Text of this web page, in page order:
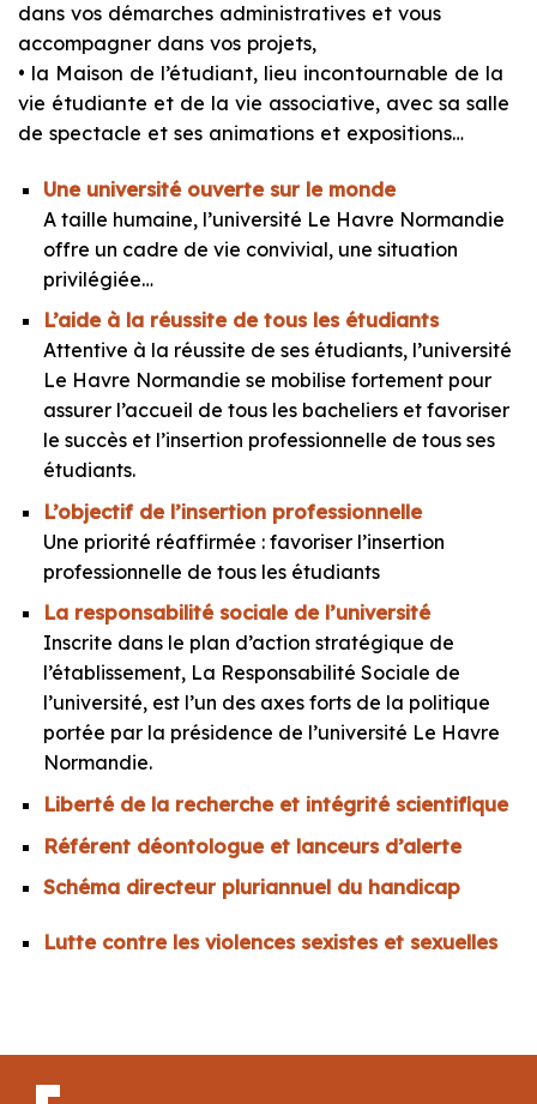
dans vos démarches administratives et vous
accompagner dans vos projets,
• la Maison de l’étudiant, lieu incontournable de la
vie étudiante et de la vie associative, avec sa salle
de spectacle et ses animations et expositions…
Une université ouverte sur le monde
A taille humaine, l’université Le Havre Normandie
offre un cadre de vie convivial, une situation
privilégiée…
L’aide à la réussite de tous les étudiants
Attentive à la réussite de ses étudiants, l’université
Le Havre Normandie se mobilise fortement pour
assurer l’accueil de tous les bacheliers et favoriser
le succès et l’insertion professionnelle de tous ses
étudiants.
L’objectif de l’insertion professionnelle
Une priorité réaffirmée : favoriser l’insertion
professionnelle de tous les étudiants
La responsabilité sociale de l’université
Inscrite dans le plan d’action stratégique de
l’établissement, La Responsabilité Sociale de
l’université, est l’un des axes forts de la politique
portée par la présidence de l’université Le Havre
Normandie.
Liberté de la recherche et intégrité scientifique
Référent déontologue et lanceurs d’alerte
Schéma directeur pluriannuel du handicap
Lutte contre les violences sexistes et sexuelles